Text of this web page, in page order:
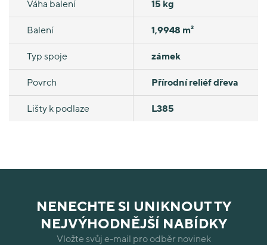
Váha balení 15 kg
Balení 1,9948 m²
Typ spoje zámek
Povrch Přírodní reliéf dřeva
Lišty k podlaze L385
NENECHTE SI UNIKNOUT TY
NEJVÝHODNĚJŠÍ NABÍDKY
Vložte svůj e-mail pro odběr novinek